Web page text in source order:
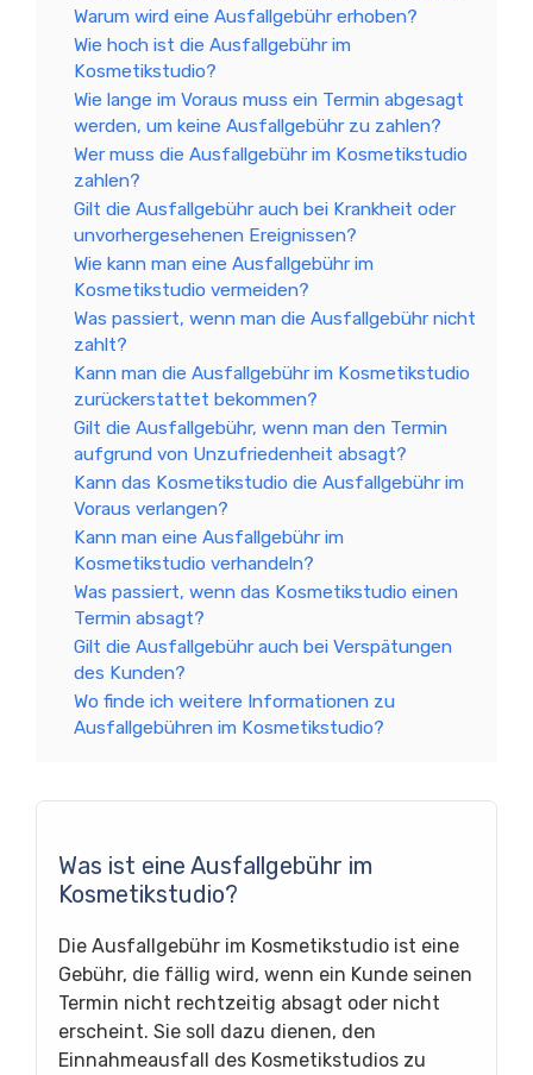
Warum wird eine Ausfallgebühr erhoben?
Wie hoch ist die Ausfallgebühr im
Kosmetikstudio?
Wie lange im Voraus muss ein Termin abgesagt
werden, um keine Ausfallgebühr zu zahlen?
Wer muss die Ausfallgebühr im Kosmetikstudio
zahlen?
Gilt die Ausfallgebühr auch bei Krankheit oder
unvorhergesehenen Ereignissen?
Wie kann man eine Ausfallgebühr im
Kosmetikstudio vermeiden?
Was passiert, wenn man die Ausfallgebühr nicht
zahlt?
Kann man die Ausfallgebühr im Kosmetikstudio
zurückerstattet bekommen?
Gilt die Ausfallgebühr, wenn man den Termin
aufgrund von Unzufriedenheit absagt?
Kann das Kosmetikstudio die Ausfallgebühr im
Voraus verlangen?
Kann man eine Ausfallgebühr im
Kosmetikstudio verhandeln?
Was passiert, wenn das Kosmetikstudio einen
Termin absagt?
Gilt die Ausfallgebühr auch bei Verspätungen
des Kunden?
Wo finde ich weitere Informationen zu
Ausfallgebühren im Kosmetikstudio?
Was ist eine Ausfallgebühr im
Kosmetikstudio?
Die Ausfallgebühr im Kosmetikstudio ist eine
Gebühr, die fällig wird, wenn ein Kunde seinen
Termin nicht rechtzeitig absagt oder nicht
erscheint. Sie soll dazu dienen, den
Einnahmeausfall des Kosmetikstudios zu